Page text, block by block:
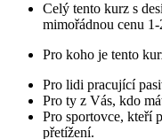
Celý tento kurz s
mimořádnou cenu
Pro koho je tento
Pro lidi pracující
Pro ty z Vás, kdo
Pro sportovce, kteří
přetížení.